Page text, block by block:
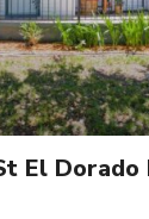
El Dorado